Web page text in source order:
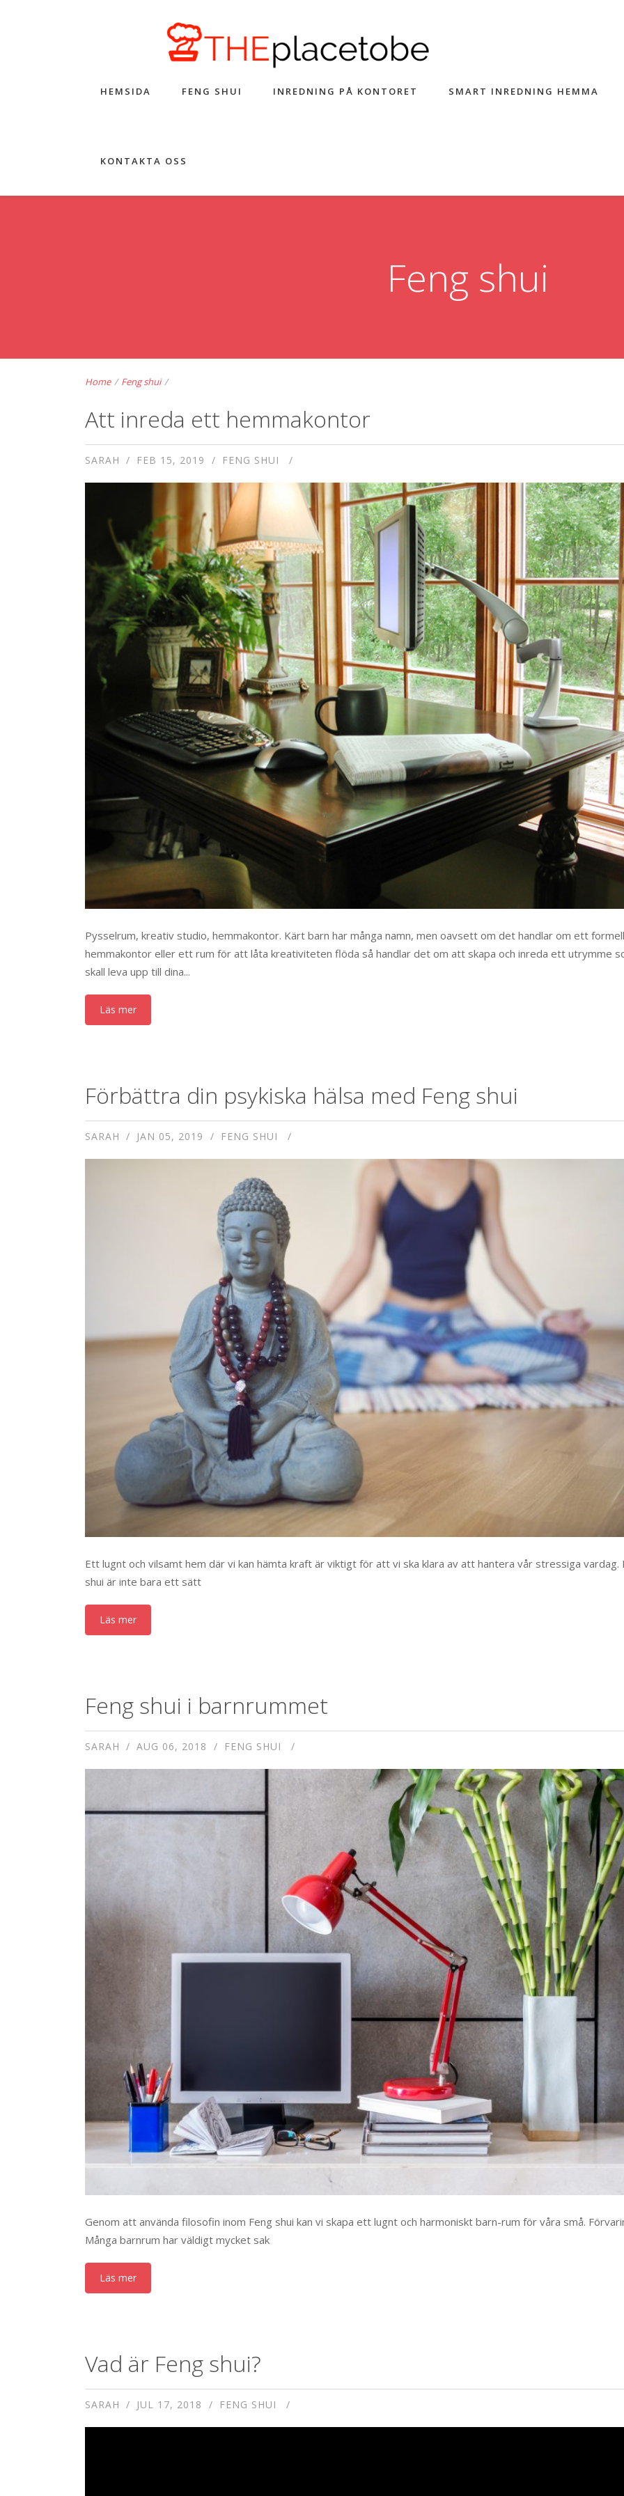
HEMSIDA FENG SHUI INREDNING PÅ KONTORET SMART INREDNING HEMMA
KONTAKTA OSS
Feng shui
Home / Feng shui /
Att inreda ett hemmakontor
SARAH FEB 15, 2019 FENG SHUI
Pysselrum, kreativ studio, hemmakontor. Kärt barn har många namn, men oavsett om det handlar om ett
hemmakontor eller ett rum för att låta kreativiteten flöda så handlar det om att skapa och inreda ett utrymme
skall leva upp till dina...
Läs mer
Förbättra din psykiska hälsa med Feng shui
SARAH JAN 05, 2019 FENG SHUI
Ett lugnt och vilsamt hem där vi kan hämta kraft är viktigt för att vi ska klara av att hantera vår stressiga vardag.
shui är inte bara ett sätt
Läs mer
Feng shui i barnrummet
SARAH AUG 06, 2018 FENG SHUI
Genom att använda filosofin inom Feng shui kan vi skapa ett lugnt och harmoniskt barn-rum för våra små.
Många barnrum har väldigt mycket sak
Läs mer
Vad är Feng shui?
SARAH JUL 17, 2018 FENG SHUI